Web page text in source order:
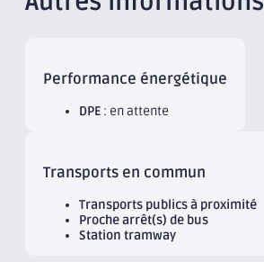
Performance énergétique
DPE : en attente
Transports en commun
Transports publics à proximité
Proche arrêt(s) de bus
Station tramway